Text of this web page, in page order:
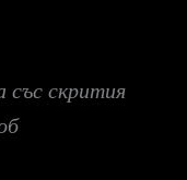
със скрития